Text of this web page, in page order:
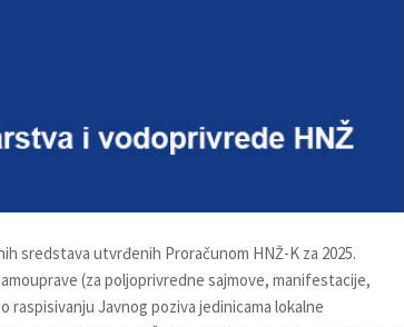
sredstava utvrđenih Proračunom HNŽ-K za 2025.
(za poljoprivredne sajmove, manifestacije,
Javnog poziva jedinicama lokalne